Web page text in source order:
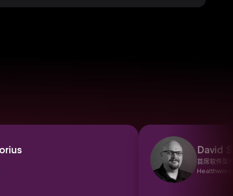
David
首席软件架
Healthwise